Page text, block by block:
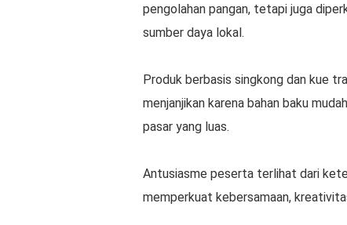
pengolahan pangan, tetapi juga
sumber daya lokal.
Produk berbasis singkong dan kue
menjanjikan karena bahan baku
pasar yang luas.
Antusiasme peserta terlihat dari
memperkuat kebersamaan,